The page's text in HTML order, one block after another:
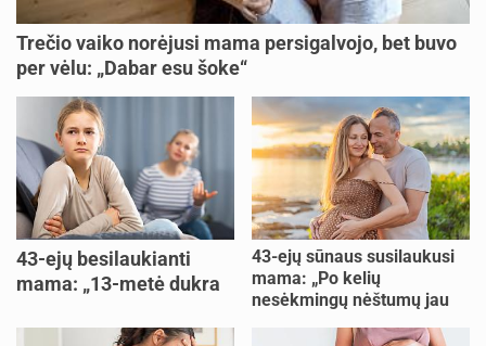
Trečio vaiko norėjusi mama persigalvojo, bet buvo
per vėlu: „Dabar esu šoke“
43-ejų besilaukianti
mama: „13-metė dukra
43-ejų sūnaus susilaukusi
mama: „Po kelių
nesėkmingų nėštumų jau